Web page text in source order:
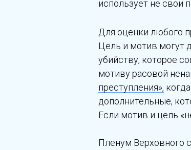
использует не свои
Для оценки любого
Цель и мотив могут
убийству, которое
мотиву расовой
преступления»,
дополнительные,
Если мотив и цель
Пленум Верховного